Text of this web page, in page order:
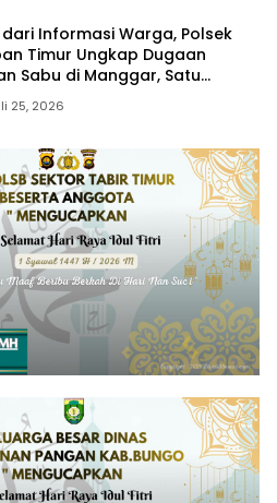
Informasi Warga, Polsek
Timur Ungkap Dugaan
Sabu di Manggar, Satu
Diamankan
25, 2026